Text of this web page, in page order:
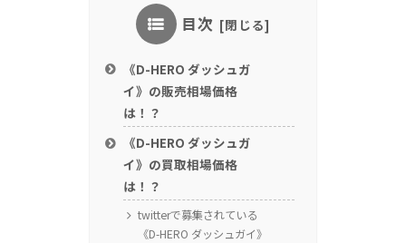
目次
《D-HERO ダッシュガ
イ》の販売相場価格
は！？
《D-HERO ダッシュガ
イ》の買取相場価格
は！？
twitterで募集されている
《D-HERO ダッシュガイ》